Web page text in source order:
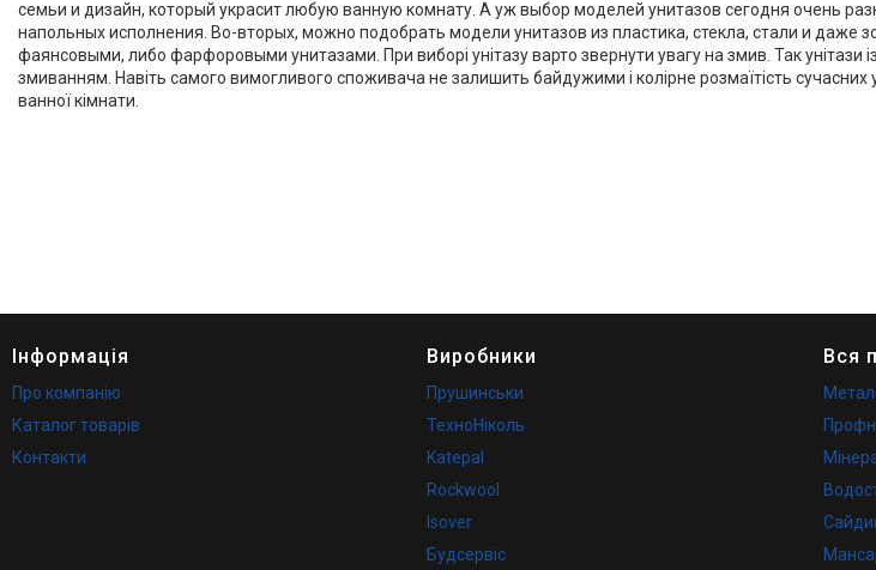
Статті
Про нас
семьи и дизайн, который украсит любую ванную комнату. А уж выбор моделей унитазов сегодня очень
напольных исполнения. Во-вторых, можно подобрать модели унитазов из пластика, стекла, стали и
фаянсовыми, либо фарфоровыми унитазами. При виборі унітазу варто звернути увагу на змив. Так
змиванням. Навіть самого вимогливого споживача не залишить байдужими і колірне розмаїтість сучасних
ванної кімнати.
Інформація
Про компанію
Каталог товарів
Контакти
Виробники
Прушинськи
ТехноНіколь
Katepal
Rockwool
Isover
Будсервіс
Вся